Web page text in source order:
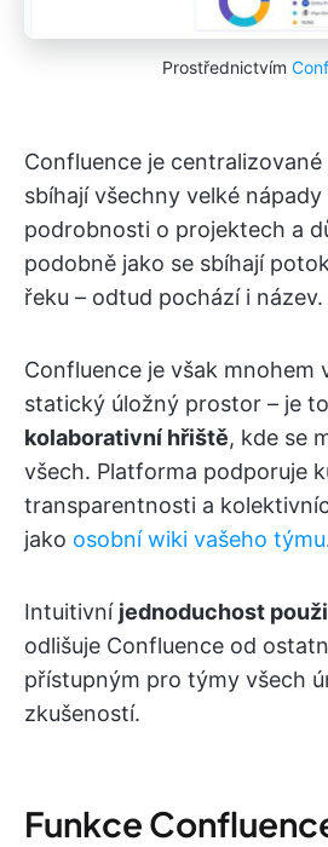
Prostřednictvím
Confluence je
sbíhají všechny velké
podrobnosti o projektech a
podobně jako se sbíhají
řeku – odtud pochází i název.
Confluence je však mnohem
statický úložný prostor – je to
kolaborativní hřiště, kde se
všech. Platforma podporuje
transparentnosti a
jako osobní wiki vašeho týmu
Intuitivní jednoduchost
odlišuje Confluence od
přístupným pro týmy všech
zkušeností.
Funkce